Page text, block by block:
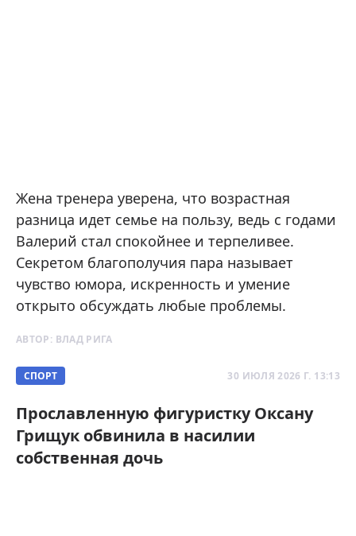
Жена тренера уверена, что возрастная
разница идет семье на пользу, ведь с годами
Валерий стал спокойнее и терпеливее.
Секретом благополучия пара называет
чувство юмора, искренность и умение
открыто обсуждать любые проблемы.
АВТОР: ВЛАД РИГА
СПОРТ 30 ИЮЛЯ 2026 Г. 13:13
Прославленную фигуристку Оксану
Грищук обвинила в насилии
собственная дочь